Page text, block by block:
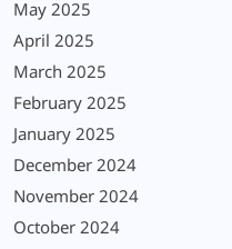
May 2025
April 2025
March 2025
February 2025
January 2025
December 2024
November 2024
October 2024